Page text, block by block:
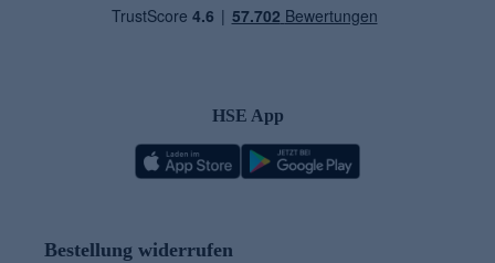
HSE App
Bestellung widerrufen